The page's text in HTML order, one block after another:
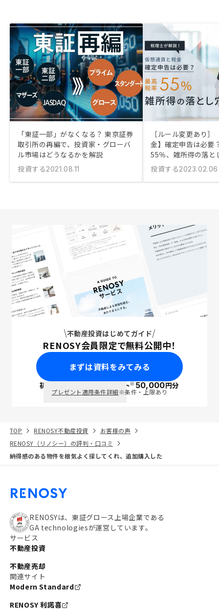
「東証一部」がなくなる？ 東京証券
取引所の再編で、投資家・グローバ
ル市場はどうなるかを解説
投資する2021.08.11
［ルール変更あり
金】確定申告は必要
55％、雑所得の落と
投資する2023.02.06
不動産投資はじめてガイド
RENOSY会員限定で無料公開中！
まずは資料をみてみる
初回面談で ポイント※50,000円分
プレゼント適用条件詳細※条件・上限あり
TOP RENOSY不動産投資
お客様の声
RENOSY（リノシー）の評判・口コミ
納得感のある物件を根気よく探してくれ、追加購入した
RENOSYは、東証グロース上場企業である
GA technologiesが運営しています。
サービス
不動産投資
不動産売却
関連サイト
Modern Standard
RENOSY 利諾喜